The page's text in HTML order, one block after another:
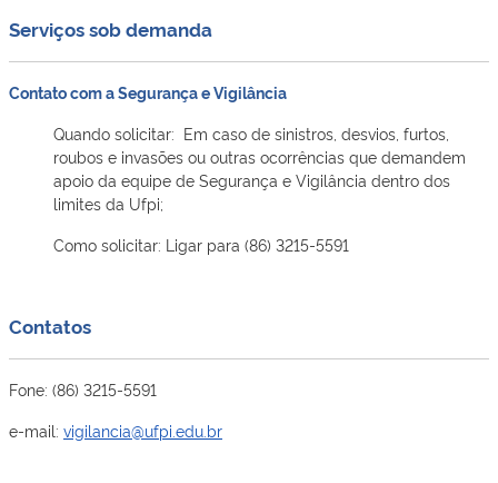
Serviços sob demanda
Contato com a Segurança e Vigilância
Quando solicitar: Em caso de sinistros, desvios, furtos,
roubos e invasões ou outras ocorrências que demandem
apoio da equipe de Segurança e Vigilância dentro dos
limites da Ufpi;
Como solicitar: Ligar para (86) 3215-5591
Contatos
Fone: (86) 3215-5591
e-mail: vigilancia@ufpi.edu.br